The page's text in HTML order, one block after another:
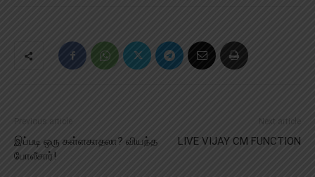
Previous article
இப்படி ஒரு கள்ளகாதலா? வியந்த
போலீசார்!
Next article
LIVE VIJAY CM FUNCTION